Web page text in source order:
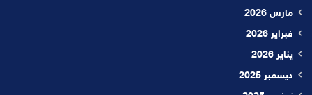
مارس 2026
فبراير 2026
يناير 2026
ديسمبر 2025